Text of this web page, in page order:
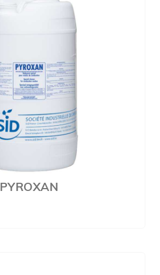
PYROXAN